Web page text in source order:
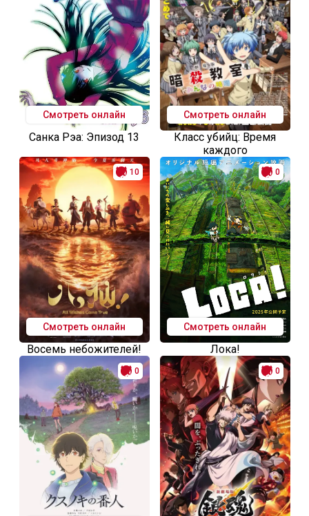
Смотреть онлайн
Санка Рэа: Эпизод 13
Смотреть онлайн
Класс убийц: Время
каждого
10
Смотреть онлайн
Восемь небожителей!
0
Смотреть онлайн
Лока!
0 0